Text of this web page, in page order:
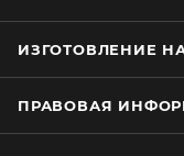
ИЗГОТОВЛЕНИЕ
ПРАВОВАЯ